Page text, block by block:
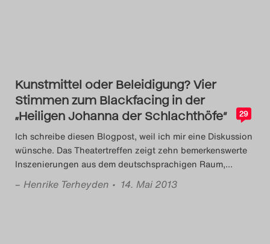
Kunstmittel oder Beleidigung? Vier
Stimmen zum Blackfacing in der
„Heiligen Johanna der Schlachthöfe“
29
Ich schreibe diesen Blogpost, weil ich mir eine Diskussion
wünsche. Das Theatertreffen zeigt zehn bemerkenswerte
Inszenierungen aus dem deutschsprachigen Raum,…
– Henrike Terheyden • 14. Mai 2013